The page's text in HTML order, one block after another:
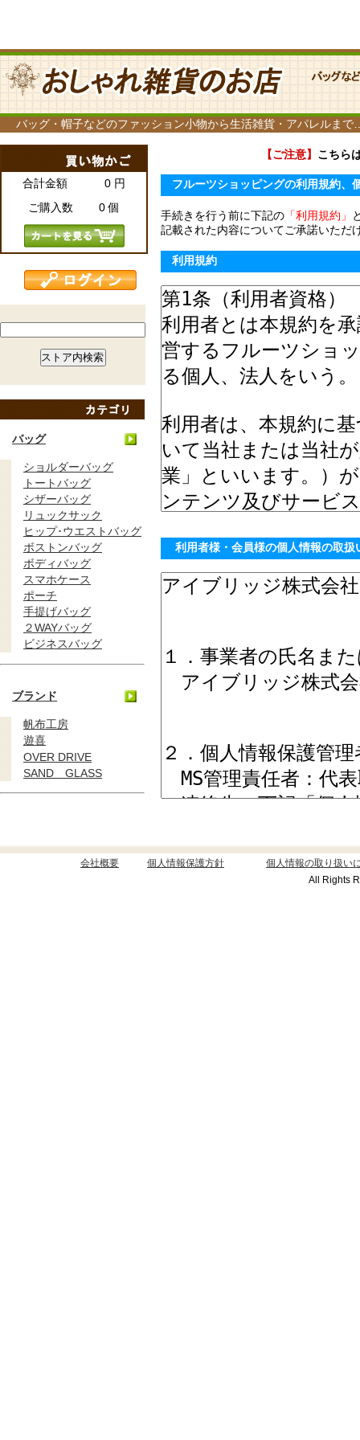
バッグ・帽子などのファッション小物から生活雑貨・アパレルま
合計金額 0 円
ご購入数 0 個
バッグ
ショルダーバッグ
トートバッグ
シザーバッグ
リュックサック
ヒップ･ウエストバッグ
ボストンバッグ
ボディバッグ
スマホケース
ポーチ
手提げバッグ
２WAYバッグ
ビジネスバッグ
ブランド
帆布工房
遊喜
OVER DRIVE
SAND GLASS
【ご注意】 こちら
フルーツショッピングの利用規約、
手続きを行う前に下記の 「利用規約」
記載された内容についてご承諾いただ
利用規約
利用者様・会員様の個人情報の取扱
会社概要 個人情報保護方針
個人情報の取り扱い
All Rights